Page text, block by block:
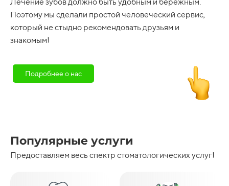
Поэтому мы сделали простой человеческий сервис,
который не стыдно рекомендовать друзьям и
знакомым!
Подробнее о нас
Популярные услуги
Предоставляем весь спектр стоматологических услуг!